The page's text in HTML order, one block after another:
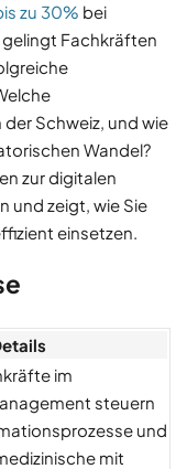
zu 30% bei
Fachkräften
Schweiz, und wie
Wandel?
zur digitalen
und zeigt, wie Sie
einsetzen.
im
steuern
und
mit